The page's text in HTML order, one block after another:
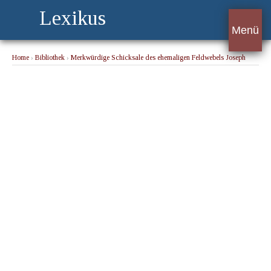
Lexikus
Menü
Home › Bibliothek › Merkwürdige Schicksale des ehemaligen Feldwebels Joseph